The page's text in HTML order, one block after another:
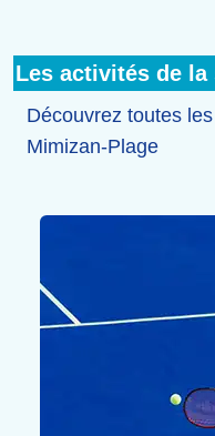
Les activités de la
Découvrez toutes
Mimizan-Plage